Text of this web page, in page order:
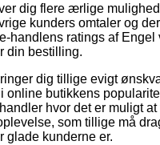
dig flere ærlige
kunders omtaler og
handlens ratings af Engel
din bestilling.
dig tillige evigt
online butikkens
hvor det er muligt
som tillige må
glade kunderne er.